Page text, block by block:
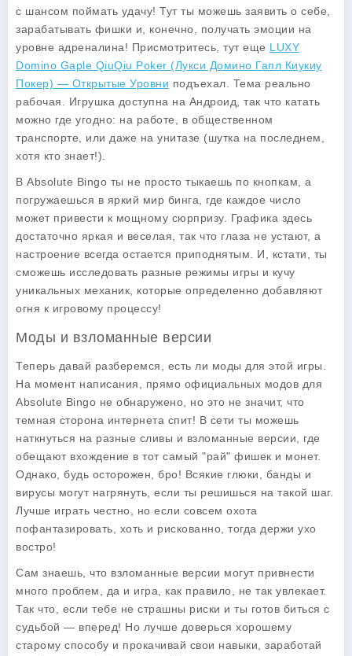
с шансом поймать удачу! Тут ты можешь заявить о себе,
зарабатывать фишки и, конечно, получать эмоции на
уровне адреналина! Присмотритесь, тут еще LUXY
Domino Gaple QiuQiu Poker (Лукси Домино Гапл Киукиу
Покер) — Открытые Уровни подъехал. Тема реально
рабочая. Игрушка доступна на Андроид, так что катать
можно где угодно: на работе, в общественном
транспорте, или даже на унитазе (шутка на последнем,
хотя кто знает!).
В Absolute Bingo ты не просто тыкаешь по кнопкам, а
погружаешься в яркий мир бинга, где каждое число
может привести к мощному сюрпризу. Графика здесь
достаточно яркая и веселая, так что глаза не устают, а
настроение всегда остается приподнятым. И, кстати, ты
сможешь исследовать разные режимы игры и кучу
уникальных механик, которые определенно добавляют
огня к игровому процессу!
Моды и взломанные версии
Теперь давай разберемся, есть ли моды для этой игры.
На момент написания, прямо официальных модов для
Absolute Bingo не обнаружено, но это не значит, что
темная сторона интернета спит! В сети ты можешь
наткнуться на разные сливы и взломанные версии, где
обещают вхождение в тот самый "рай" фишек и монет.
Однако, будь осторожен, бро! Всякие глюки, банды и
вирусы могут нагрянуть, если ты решишься на такой шаг.
Лучше играть честно, но если совсем охота
пофантазировать, хоть и рискованно, тогда держи ухо
востро!
Сам знаешь, что взломанные версии могут привнести
много проблем, да и игра, как правило, не так увлекает.
Так что, если тебе не страшны риски и ты готов биться с
судьбой — вперед! Но лучше доверься хорошему
старому способу и прокачивай свои навыки, заработай